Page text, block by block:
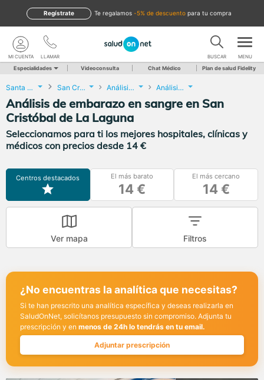
te regalamos -5% de descuento para tu compra
Regístrate
LLAMAR
MI CUENTA BUSCAR MENU
Especialidades Videoconsulta Chat Médico Plan de salud Fidelity
Santa Cruz de Tenerife San Cristóbal de La Laguna Análisis Clínicos Análisis de embarazo en sangre
Análisis de embarazo en sangre en San
Cristóbal de La Laguna
Seleccionamos para ti los mejores hospitales, clínicas y
médicos con precios desde 14 €
Centros destacados El más barato
14 €
El más cercano
14 €
Ver mapa Filtros
¿No encuentras la analítica que necesitas?
Si te han prescrito una analítica específica y deseas realizarla en
SaludOnNet, solicítanos presupuesto sin compromiso. Adjunta tu
prescripción y en menos de 24h lo tendrás en tu email.
Adjuntar prescripción